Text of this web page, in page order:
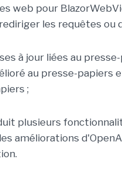
web pour
les requêtes ou
à jour liées au
au presse-papiers
;
plusieurs
améliorations